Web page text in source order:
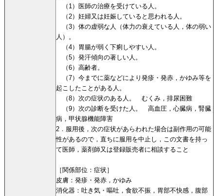
（1）医師の治療を受けている人。
（2）妊婦又は妊娠していると思われる人。
（3）体の虚弱な人（体力の衰えている人，体の弱い
人）。
（4）胃腸が弱く下痢しやすい人。
（5）発汗傾向の著しい人。
（6）高齢者。
（7）今までに薬などにより発疹・発赤，かゆみ等を
起こしたことがある人。
（8）次の症状のある人。 むくみ，排尿困難
（9）次の診断を受けた人。 高血圧，心臓病，腎臓
病，甲状腺機能障害
2．服用後，次の症状があらわれた場合は副作用の可能
性があるので，直ちに服用を中止し，この文書を持っ
て医師，薬剤師又は登録販売者に相談すること
［関係部位：症状］
皮膚：発疹・発赤，かゆみ
消化器：吐き気・嘔吐，食欲不振，胃部不快感，腹部